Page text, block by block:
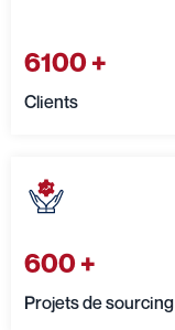
6100+
Clients
600+
Projets de sourcing